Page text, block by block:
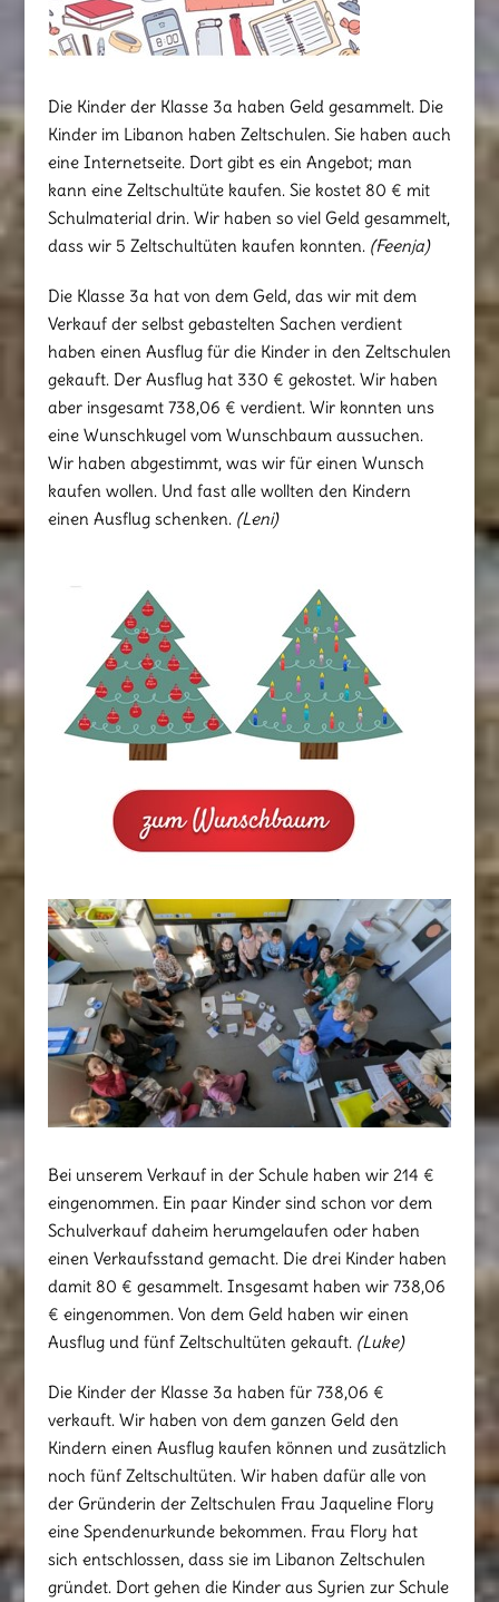
Die Kinder der Klasse 3a haben Geld gesammelt. Die
Kinder im Libanon haben Zeltschulen. Sie haben auch
eine Internetseite. Dort gibt es ein Angebot; man
kann eine Zeltschultüte kaufen. Sie kostet 80 € mit
Schulmaterial drin. Wir haben so viel Geld gesammelt,
dass wir 5 Zeltschultüten kaufen konnten. (Feenja)
Die Klasse 3a hat von dem Geld, das wir mit dem
Verkauf der selbst gebastelten Sachen verdient
haben einen Ausflug für die Kinder in den Zeltschulen
gekauft. Der Ausflug hat 330 € gekostet. Wir haben
aber insgesamt 738,06 € verdient. Wir konnten uns
eine Wunschkugel vom Wunschbaum aussuchen.
Wir haben abgestimmt, was wir für einen Wunsch
kaufen wollen. Und fast alle wollten den Kindern
einen Ausflug schenken. (Leni)
Bei unserem Verkauf in der Schule haben wir 214 €
eingenommen. Ein paar Kinder sind schon vor dem
Schulverkauf daheim herumgelaufen oder haben
einen Verkaufsstand gemacht. Die drei Kinder haben
damit 80 € gesammelt. Insgesamt haben wir 738,06
€ eingenommen. Von dem Geld haben wir einen
Ausflug und fünf Zeltschultüten gekauft. (Luke)
Die Kinder der Klasse 3a haben für 738,06 €
verkauft. Wir haben von dem ganzen Geld den
Kindern einen Ausflug kaufen können und zusätzlich
noch fünf Zeltschultüten. Wir haben dafür alle von
der Gründerin der Zeltschulen Frau Jaqueline Flory
eine Spendenurkunde bekommen. Frau Flory hat
sich entschlossen, dass sie im Libanon Zeltschulen
gründet. Dort gehen die Kinder aus Syrien zur Schule